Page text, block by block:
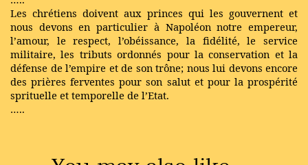
Les chrétiens doivent aux princes qui les gouvernent et
nous devons en particulier à Napoléon notre empereur,
l’amour, le respect, l’obéissance, la fidélité, le service
militaire, les tributs ordonnés pour la conservation et la
défense de l’empire et de son trône; nous lui devons encore
des prières ferventes pour son salut et pour la prospérité
sprituelle et temporelle de l’Etat.
…..